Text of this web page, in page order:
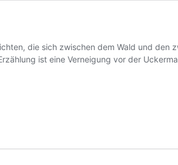
die sich zwischen dem Wald und
ist eine Verneigung vor der